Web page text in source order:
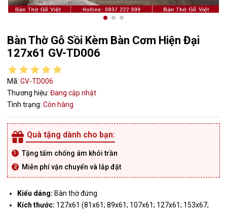
Bàn Thờ Gỗ Sồi Kèm Bàn Cơm Hiện Đại
127x61 GV-TD006
Mã: GV-TD006
Thương hiệu: Đang cập nhật
Tình trạng: Còn hàng
Quà tặng dành cho bạn:
Tặng tấm chống ám khói trần
Miễn phí vận chuyển và lắp đặt
Kiểu dáng: Bàn thờ đứng
Kích thước: 127x61 (81x61; 89x61; 107x61; 127x61; 153x67;